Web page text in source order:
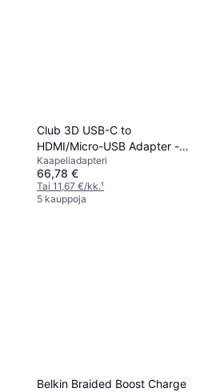
Club 3D USB-C to
HDMI/Micro-USB Adapter -
0.3m, Black
Kaapeliadapteri
66,78 €
Tai 11,67 €/kk.¹
5 kauppoja
Belkin Braided Boost Charge